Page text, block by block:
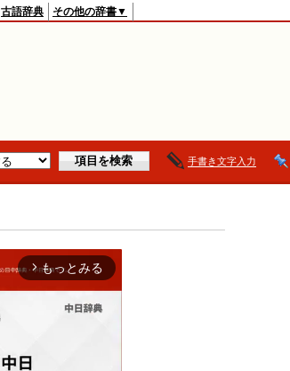
古語辞典 その他の辞書▼
手書き文字入力
arrow_forward_ios もっとみる